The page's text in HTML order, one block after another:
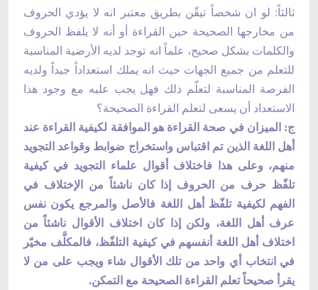
ثالثاً: لو ان شخصاً تيقّن بطريق معتبر انه لا يؤدي الحروف
من مخارجها الصحيحة حين القراءة أو أنه لا يلفظ الحروف
والكلمات بشكل صحيح، علماً انه توجد لديه الأرضية المناسبة
للتعلم من جميع الجهات حيث انه يملك استعداداً جيداً ولديه
الفرصة المناسبة لتعلّم ذلك فهل يجب عليه مع وجود هذا
الاستعداد أن يسعى لتعلم القراءة الصحيحة؟
ج: الميزان في صحة القراءة هو الموافقة لكيفية القراءة عند
أهل اللغة الذين تم اقتباس واستخراج ضوابط وقواعد التجويد
منهم، وعلى هذا فاختلاف أقوال علماء التجويد في كيفية
تلفّظ حرف من الحروف إذا كان ناشئاً من الإختلاف في
الفهم لكيفية تلفّظ أهل اللغة فالأصل والمرجع يكون نفس
عرف أهل اللغة، ولكن إذا كان اختلاف الأقوال ناشئاً من
اختلاف أهل اللغة أنفسهم في كيفية التلفّظ، فالمكلَّف مخيّر
في انتخاب أي واحد من تلك الأقوال شاء ويجب على من لا
يقرأ صحيحاً تعلم القراءة الصحيحة مع التمكن.